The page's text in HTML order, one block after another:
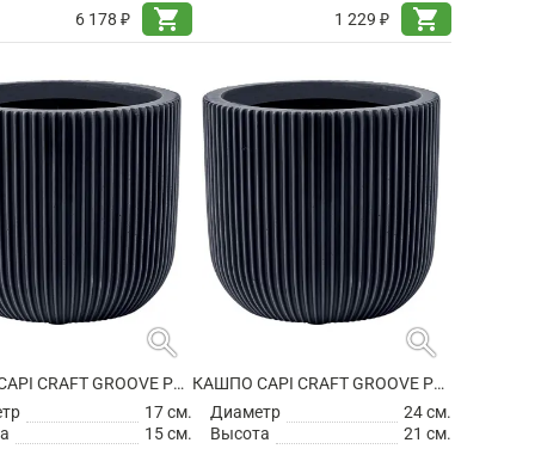
6 178 ₽
shopping_cart
1 229 ₽
shopping_cart
search
КАШПО CAPI CRAFT GROOVE PLANTER BALL GRAPHITE GREY
17 см.
15 см.
search
КАШПО CAPI CRAFT GROOVE PLANTER BALL GRAPHITE GREY
Диаметр
24 см.
Высота
21 см.